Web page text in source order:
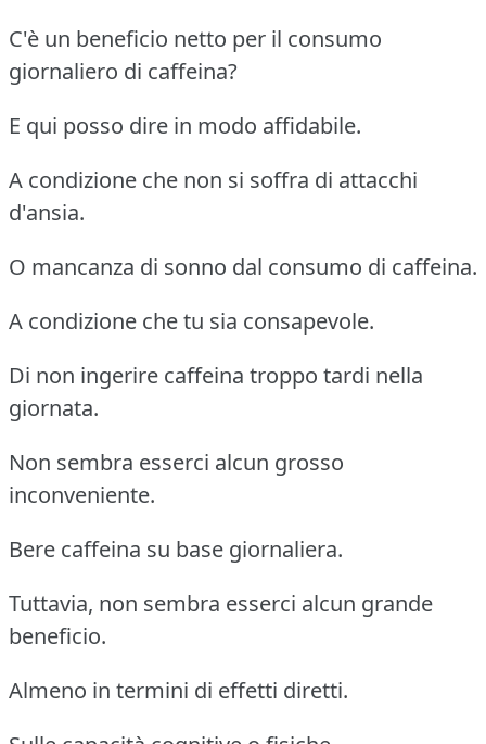
C'è un beneficio netto per il consumo
giornaliero di caffeina?
E qui posso dire in modo affidabile.
A condizione che non si soffra di attacchi
d'ansia.
O mancanza di sonno dal consumo di caffeina.
A condizione che tu sia consapevole.
Di non ingerire caffeina troppo tardi nella
giornata.
Non sembra esserci alcun grosso
inconveniente.
Bere caffeina su base giornaliera.
Tuttavia, non sembra esserci alcun grande
beneficio.
Almeno in termini di effetti diretti.